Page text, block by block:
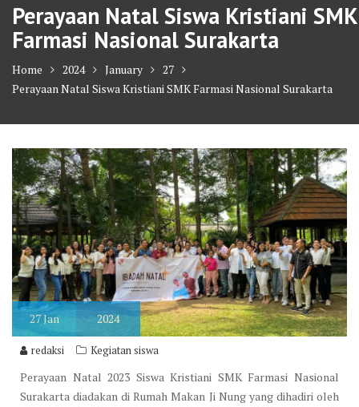
Perayaan Natal Siswa Kristiani SMK
Farmasi Nasional Surakarta
Home 2024 January
27
Perayaan Natal Siswa Kristiani SMK Farmasi Nasional Surakarta
27Jan 2024
redaksi Kegiatan siswa
Perayaan Natal 2023 Siswa Kristiani SMK Farmasi Nasional
Surakarta diadakan di Rumah Makan Ji Nung yang dihadiri oleh